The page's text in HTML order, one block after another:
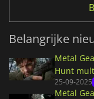
Belangrijke
Metal
Hunt
25-09-2025
Metal